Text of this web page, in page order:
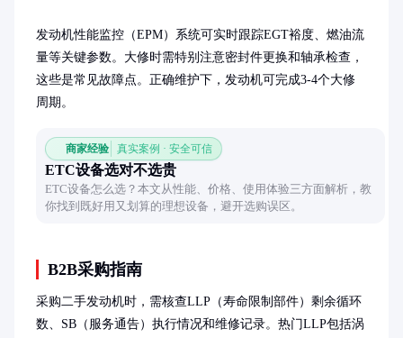
发动机性能监控（EPM）系统可实时跟踪EGT裕度、燃油流
量等关键参数。大修时需特别注意密封件更换和轴承检查，
这些是常见故障点。正确维护下，发动机可完成3-4个大修
周期。
商家经验 真实案例 · 安全可信
ETC设备选对不选贵
ETC设备怎么选？本文从性能、价格、使用体验三方面解析，教
你找到既好用又划算的理想设备，避开选购误区。
B2B采购指南
采购二手发动机时，需核查LLP（寿命限制部件）剩余循环
数、SB（服务通告）执行情况和维修记录。热门LLP包括涡